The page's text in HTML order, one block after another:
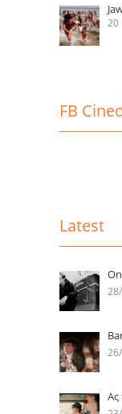
20
FB
Latest
Ας